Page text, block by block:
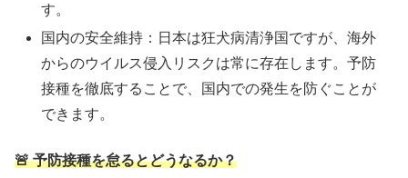
す。
国内の安全維持：​日本は狂犬病清浄国ですが、海外
からのウイルス侵入リスクは常に存在します。予防
接種を徹底することで、国内での発生を防ぐことが
できます。 ​
🚨 予防接種を怠るとどうなるか？